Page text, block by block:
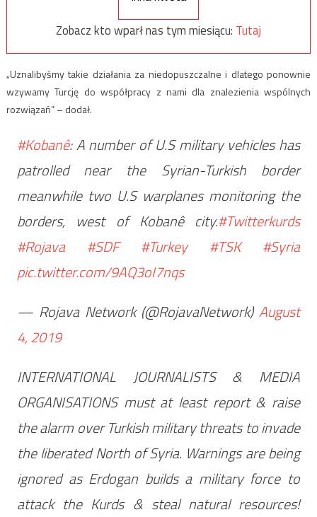
Zobacz kto wparł nas tym miesiącu: Tutaj
„Uznalibyśmy takie działania za niedopuszczalne i dlatego ponownie
wzywamy Turcję do współpracy z nami dla znalezienia wspólnych
rozwiązań” – dodał.
#Kobanê: A number of U.S military vehicles has
patrolled near the Syrian-Turkish border
meanwhile two U.S warplanes monitoring the
borders, west of Kobanê city.#Twitterkurds
#Rojava
#SDF #Turkey #TSK
#Syria
pic.twitter.com/9AQ3oI7nqs
— Rojava Network (@RojavaNetwork)August
4, 2019
INTERNATIONAL JOURNALISTS & MEDIA
ORGANISATIONS must at least report & raise
the alarm over Turkish military threats to invade
the liberated North of Syria. Warnings are being
ignored as Erdogan builds a military force to
attack the Kurds & steal natural resources!